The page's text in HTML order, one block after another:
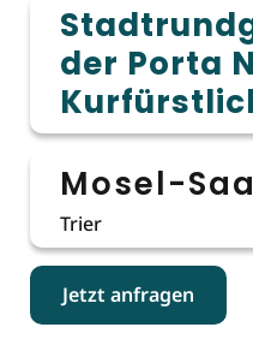
der Porta
Mosel-
Trier
Jetzt anfragen